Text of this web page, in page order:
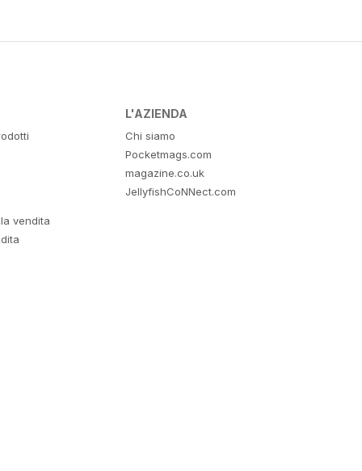
vendita
L'AZIENDA
Chi siamo
Pocketmags.com
magazine.co.uk
JellyfishCoNNect.com